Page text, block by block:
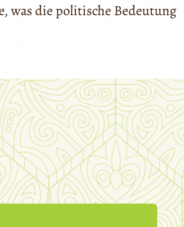
was die politische Bedeutung